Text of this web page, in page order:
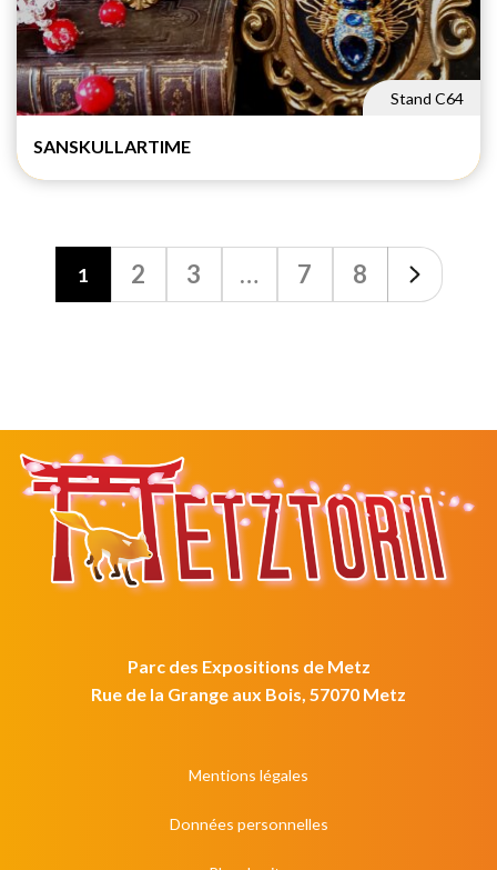
Stand C64
SANSKULLARTIME
1 2 3 … 7 8
Parc des Expositions de Metz
Rue de la Grange aux Bois, 57070 Metz
Mentions légales
Données personnelles